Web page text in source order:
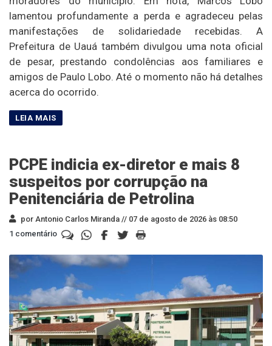
lamentou profundamente a perda e agradeceu pelas
manifestações de solidariedade recebidas. A
Prefeitura de Uauá também divulgou uma nota oficial
de pesar, prestando condolências aos familiares e
amigos de Paulo Lobo. Até o momento não há detalhes
acerca do ocorrido.
PCPE indicia ex-diretor e mais 8
suspeitos por corrupção na
Penitenciária de Petrolina
por Antonio Carlos Miranda // 07 de agosto de 2026 às 08:50
1 comentário